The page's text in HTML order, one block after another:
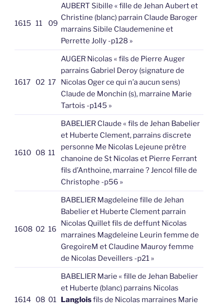
1615 11 09
AUBERT Sibille « fille de Jehan Aubert et
Christine (blanc) parrain Claude Baroger
marrains Sibile Claudemenine et
Perrette Jolly -p128 »
1617 02 17
AUGER Nicolas « fils de Pierre Auger
parrains Gabriel Deroy (signature de
Nicolas Oger ce qui n’a aucun sens)
Claude de Monchin (s), marraine Marie
Tartois -p145 »
1610 08 11
BABELIER Claude « fils de Jehan Babelier
et Huberte Clement, parrains discrete
personne Me Nicolas Lejeune prêtre
chanoine de St Nicolas et Pierre Ferrant
fils d’Anthoine, marraine ? Jencol fille de
Christophe -p56 »
1608 02 16
BABELIER Magdeleine fille de Jehan
Babelier et Huberte Clement parrain
Nicolas Quillet fils de deffunt Nicolas
marraines Magdeleine Leurin femme de
GregoireM et Claudine Mauroy femme
de Nicolas Deveillers -p21 »
1614 08 01
BABELIER Marie « fille de Jehan Babelier
et Huberte (blanc) parrains Nicolas
Langloisfils de Nicolas marraines Marie